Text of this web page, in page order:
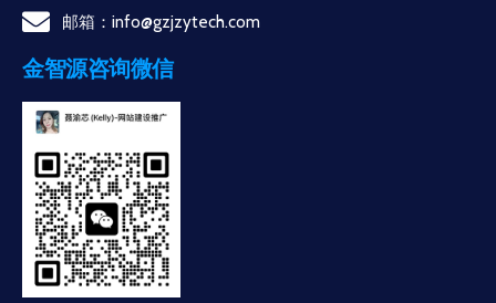
邮箱：info@gzjzytech.com
金智源咨询微信